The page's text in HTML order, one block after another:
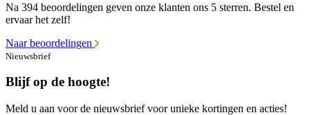
Na 394 beoordelingen geven onze klanten ons 5 sterren. Bestel en
ervaar het zelf!
Naar beoordelingen
Nieuwsbrief
Blijf op de hoogte!
Meld u aan voor de nieuwsbrief voor unieke kortingen en acties!